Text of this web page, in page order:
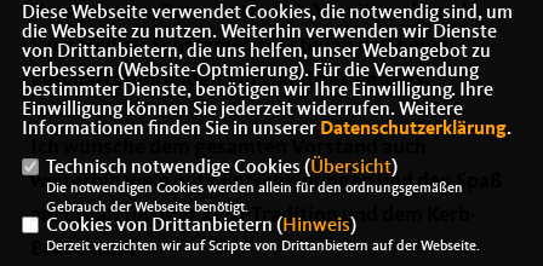
Vorsitzender, Petra Lotz als 2. Vorsitzende und
Sven Heil als Schatzmeister stellen den neuen
geschäftsführenden Vorstand des Vereins.
weiterhin viele gute Entscheidungen und den Spaß
am Erhalt unserer Kerb-Tradition und dem Kerb-
Brauchtum.
Diese Webseite verwendet Cookies, die notwendig sind, um
die Webseite zu nutzen. Weiterhin verwenden wir Dienste
von Drittanbietern, die uns helfen, unser Webangebot zu
verbessern (Website-Optmierung). Für die Verwendung
bestimmter Dienste, benötigen wir Ihre Einwilligung. Ihre
Einwilligung können Sie jederzeit widerrufen. Weitere
Informationen finden Sie in unserer Datenschutzerklärung.
Technisch notwendige Cookies (Übersicht)
Die notwendigen Cookies werden allein für den ordnungsgemäßen
Gebrauch der Webseite benötigt.
Cookies von Drittanbietern ( Hinweis)
Derzeit verzichten wir auf Scripte von Drittanbietern auf der Webseite.